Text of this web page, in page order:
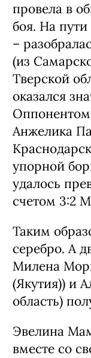
провела в
боя. На
–
(из
Тверской
оказался
Анжелика
упорной
удалось
счетом 3:2
Таким
серебро. А
Милена
(Якутия)) и
область)
Эвелина
вместе со